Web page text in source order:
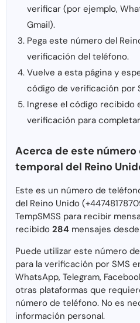
verificar (por ejemplo,
Gmail).
Pega este número del
verificación del teléfono.
Vuelve a esta página y
código de verificación por
Ingrese el código recibido
verificación para
Acerca de este
temporal del Reino
Este es un número de
del Reino Unido
TempSMSS para recibir
recibido 284 mensajes
Puede utilizar este número
para la verificación por SMS
WhatsApp, Telegram,
otras plataformas que
número de teléfono. No es
información personal.